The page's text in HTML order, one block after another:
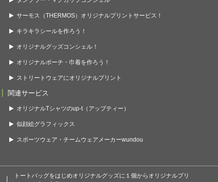
サーモス（THERMOS）オリジナルプリントサービス！
キラキラシールを作ろう！
オリジナルグッズコンシェル！
オリジナルポーチ・巾着を作ろう！
ストリートウェアにオリジナルプリント
関連サービス
オリジナルTシャツのup-t（アップティー）
似顔絵グラフィックス
スポーツウェア・チームウェアメーカーwundou
トートバッグをはじめオリジナルグッズに１個からオリジナルプリ